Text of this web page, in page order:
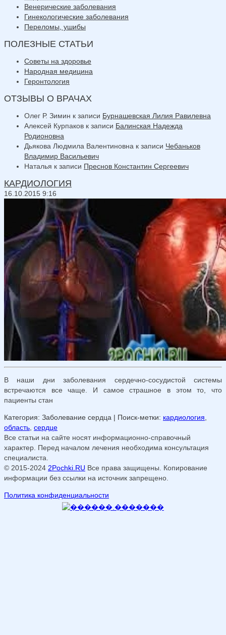
Венерические заболевания
Гинекологические заболевания
Переломы, ушибы
ПОЛЕЗНЫЕ СТАТЬИ
Советы на здоровье
Народная медицина
Геронтология
ОТЗЫВЫ О ВРАЧАХ
Олег Р. Зимин к записи Бурнашевская Лилия Равилевна
Алексей Курпаков к записи Балинская Надежда
Родионовна
Дьякова Людмила Валентиновна к записи Чебаньков
Владимир Васильевич
Наталья к записи Преснов Константин Сергеевич
КАРДИОЛОГИЯ
16.10.2015 9:16
В наши дни заболевания сердечно-сосудистой системы
встречаются все чаще. И самое страшное в этом то, что
пациенты стан
Категория: Заболевание сердца | Поиск-метки: кардиология
область сердце
Все статьи на сайте носят информационно-справочный
характер. Перед началом лечения необходима консультация
специалиста.
© 2015-2024 2Pochki.RU Все права защищены. Копирование
информации без ссылки на источник запрещено.
Политика конфиденциальности